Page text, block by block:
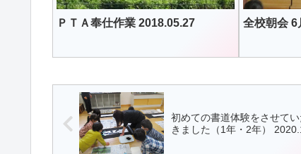
ＰＴＡ奉仕作業 2018.05.27 全校朝会 6
初めての書道体験をさせて
きました（1年・2年）